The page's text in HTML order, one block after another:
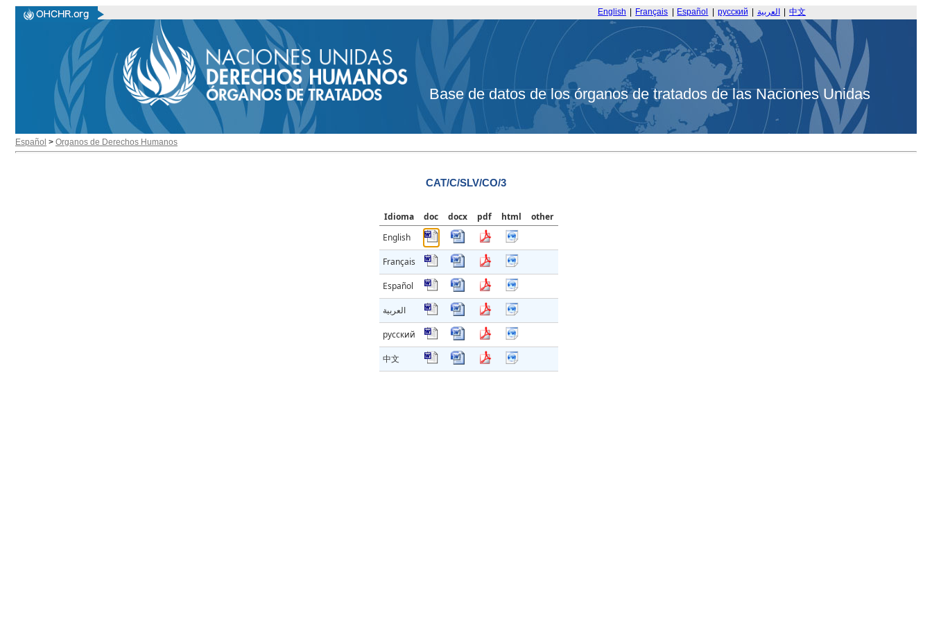
English Français Español русский العربية 中文
Base de datos de los órganos de tratados de las Naciones Unidas
Español > Organos de Derechos Humanos
CAT/C/SLV/CO/3
Idioma doc docx pdf html
other
English
Français
Español
العربية
русский
中文